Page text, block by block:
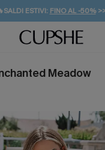
ESTIVI: FINO AL -50%
🚚SPEDIZIONE GRATUITA DA 49€
PER I NUOVI: 20% DI
Meadow